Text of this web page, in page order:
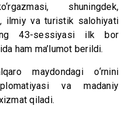
shuningdek,
ilmiy va turistik salohiyati
43-sessiyasi ilk bor
ham ma’lumot berildi.
maydondagi o‘rnini
va madaniy
qiladi.